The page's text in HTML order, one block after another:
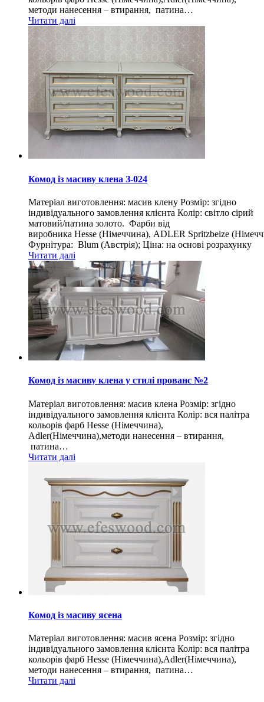
методи нанесення – втирання, патина…
Читати далі
Комод із масиву клена З-024
Матеріал виготовлення: масив клену Розмір: згідно
індивідуального замовлення клієнта Колір: світло сірий
матовий/патина золото. Фарби від
виробника Hesse (Німеччина), ADLER Spritzbeize
Фурнітура: Blum (Австрія); Ціна: на основі розрахунку
Читати далі
Комод із масиву клена у стилі прованс №2
Матеріал виготовлення: масив клена Розмір: згідно
індивідуального замовлення клієнта Колір: вся палітра
кольорів фарб Hesse (Німеччина),
Adler(Німеччина),методи нанесення – втирання,
патина…
Читати далі
Комод із масиву ясена
Матеріал виготовлення: масив ясена Розмір: згідно
індивідуального замовлення клієнта Колір: вся палітра
кольорів фарб Hesse (Німеччина),Adler(Німеччина),
методи нанесення – втирання, патина…
Читати далі